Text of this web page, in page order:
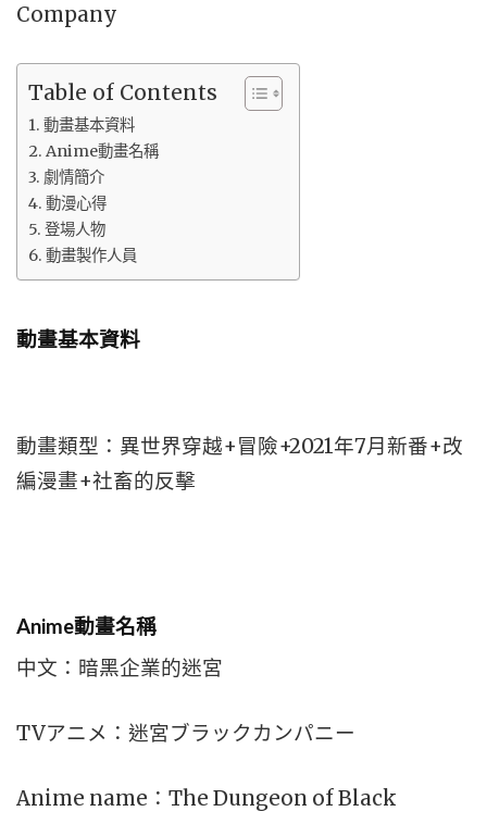
Company
Table of Contents
動畫基本資料
Anime動畫名稱
劇情簡介
動漫心得
登場人物
動畫製作人員
動畫基本資料
動畫類型：異世界穿越+冒險+2021年7月新番+改
編漫畫+社畜的反擊
Anime動畫名稱
中文：暗黑企業的迷宮
TVアニメ：迷宮ブラックカンパニー
Anime name：The Dungeon of Black